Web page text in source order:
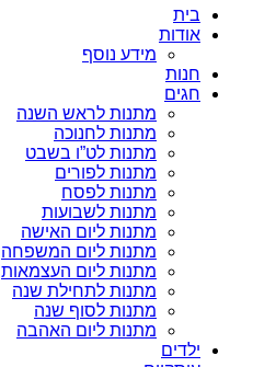
בית
אודות
מידע נוסף
חנות
חגים
מתנות לראש השנה
מתנות לחנוכה
מתנות לט”ו בשבט
מתנות לפורים
מתנות לפסח
מתנות לשבועות
מתנות ליום האישה
מתנות ליום המשפחה
מתנות ליום העצמאות
מתנות לתחילת שנה
מתנות לסוף שנה
מתנות ליום האהבה
ילדים